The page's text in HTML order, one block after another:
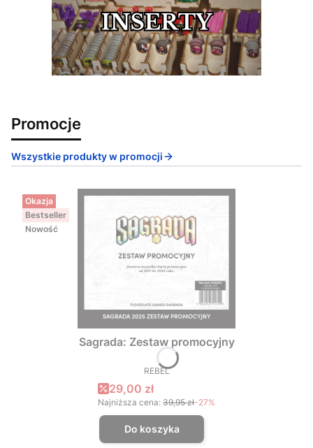
Promocje
Wszystkie produkty w promocji
Okazja
Bestseller
Nowość
Sagrada: Zestaw promocyjny
PRODUCENT
REBEL
Cena promocyjna
29,00 zł
Najniższa cena: 39,95 zł-27%
Do koszyka